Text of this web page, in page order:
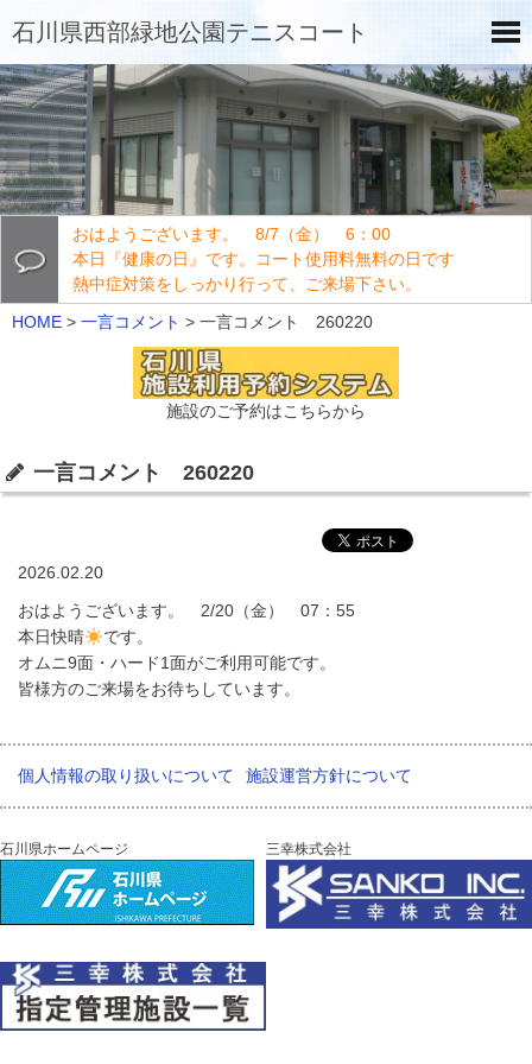
石川県西部緑地公園テニスコート
おはようございます。 8/7（金） 6：00
本日『健康の日』です。コート使用料無料の日です
熱中症対策をしっかり行って、ご来場下さい。
HOME > 一言コメント > 一言コメント 260220
施設のご予約はこちらから
一言コメント 260220
2026.02.20
おはようございます。 2/20（金） 07：55
本日快晴
です。
オムニ9面・ハード1面がご利用可能です。
皆様方のご来場をお待ちしています。
個人情報の取り扱いについて 施設運営方針について
石川県ホームページ 三幸株式会社